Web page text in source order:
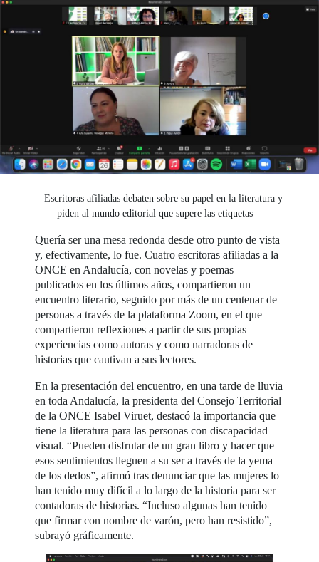
Escritoras afiliadas debaten sobre su papel en la literatura y
piden al mundo editorial que supere las etiquetas
Quería ser una mesa redonda desde otro punto de vista
y, efectivamente, lo fue. Cuatro escritoras afiliadas a la
ONCE en Andalucía, con novelas y poemas
publicados en los últimos años, compartieron un
encuentro literario, seguido por más de un centenar de
personas a través de la plataforma Zoom, en el que
compartieron reflexiones a partir de sus propias
experiencias como autoras y como narradoras de
historias que cautivan a sus lectores.
En la presentación del encuentro, en una tarde de lluvia
en toda Andalucía, la presidenta del Consejo Territorial
de la ONCE Isabel Viruet, destacó la importancia que
tiene la literatura para las personas con discapacidad
visual. “Pueden disfrutar de un gran libro y hacer que
esos sentimientos lleguen a su ser a través de la yema
de los dedos”, afirmó tras denunciar que las mujeres lo
han tenido muy difícil a lo largo de la historia para ser
contadoras de historias. “Incluso algunas han tenido
que firmar con nombre de varón, pero han resistido”,
subrayó gráficamente.